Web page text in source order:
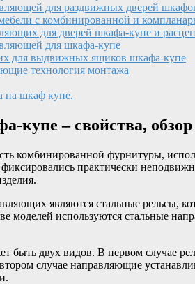
для раздвижных дверей
с комбинированной и
для дверей шкафа-купе и
для шкафа-купе
для выдвижных ящиков шкафа-купе
технология монтажа
на шкаф купе.
– свойства,
комбинированной фурнитуры,
практически
являются стальные рельсы,
моделей используются стальные
двух видов. В первом случае
случае направляющие